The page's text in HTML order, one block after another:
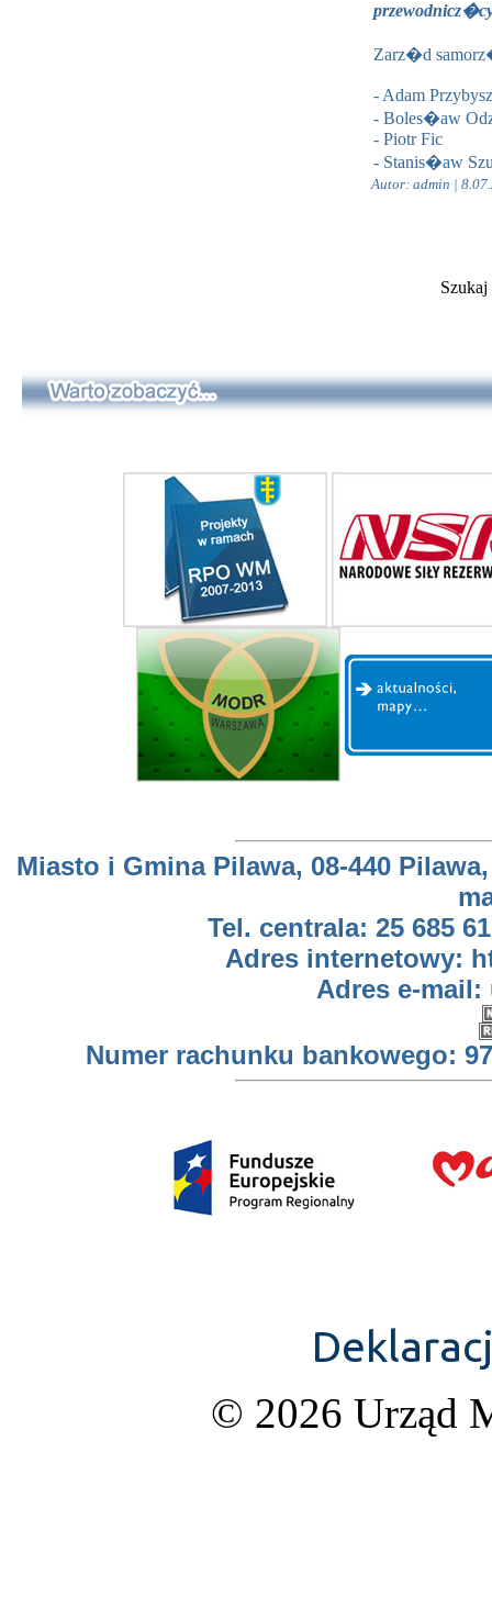
Zarz�d
- Adam Przybysz
- Boles�aw
- Piotr Fic
- Stanis�aw
Autor: admin |
Miasto i Gmina Pilawa, 08-440
Tel. centrala: 25 685
Adres internetowy:
Adres e-mail:
Numer rachunku bankowego: 97
© 2026 Urząd